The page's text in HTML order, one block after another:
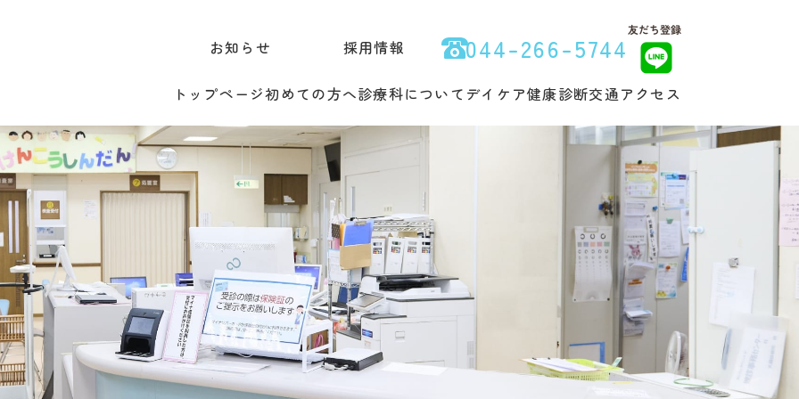
お知らせ 採用情報 044-266-5744
トップページ初めての方へ診療科について デイケア健康診断交通アクセス